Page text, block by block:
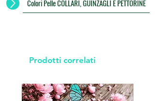
Colori Pelle COLLARI, GUINZAGLI E PETTORINE
Prodotti correlati